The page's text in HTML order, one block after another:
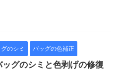
のシミ バッグの色補正
ッグのシミと色剥げの修復